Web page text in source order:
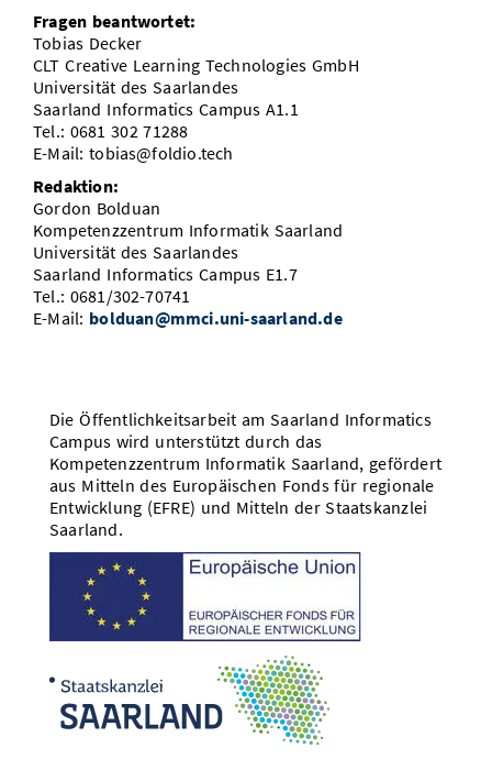
Fragen beantwortet:
Tobias Decker
CLT Creative Learning Technologies GmbH
Universität des Saarlandes
Saarland Informatics Campus A1.1
Tel.: 0681 302 71288
E-Mail: tobias@foldio.tech
Redaktion:
Gordon Bolduan
Kompetenzzentrum Informatik Saarland
Universität des Saarlandes
Saarland Informatics Campus E1.7
Tel.: 0681/302-70741
E-Mail: bolduan@mmci.uni-saarland.de
Die Öffentlichkeitsarbeit am Saarland Informatics
Campus wird unterstützt durch das
Kompetenzzentrum Informatik Saarland, gefördert
aus Mitteln des Europäischen Fonds für regionale
Entwicklung (EFRE) und Mitteln der Staatskanzlei
Saarland.